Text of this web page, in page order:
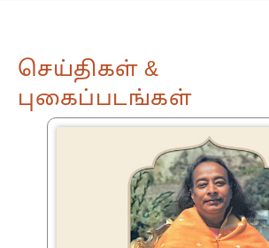
செய்திகள் &
புகைப்படங்கள்